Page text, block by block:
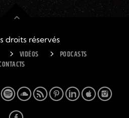
droits réservés
VIDÉOS
PODCASTS